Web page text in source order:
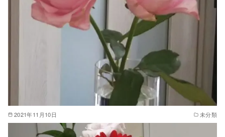
2021年11月10日 未分類